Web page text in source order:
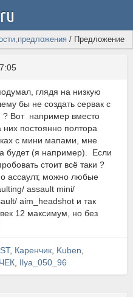
/ Предложение
глядя на низкую
бы не создать сервак с
? Вот например вместо
постоянно полтора
с мини мапами, мне
будет (я например). Если
стоит всё таки ?
ассаулт, можно любые
assault mini/
aim_headshot и так
12 максимум, но без
, Каренчик Kuben
Ilya_050_96